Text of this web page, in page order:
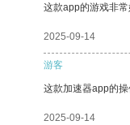
这款app的游戏非常
2025-09-14
游客
这款加速器app的
2025-09-14